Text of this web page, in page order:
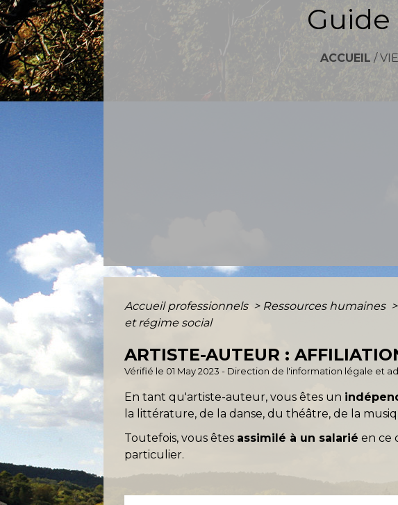
ACCUEIL /
Accueil professionnels > Ressources humaines >
et régime social
ARTISTE-AUTEUR :
Vérifié le 01 May 2023 - Direction de l'information légale et
En tant qu'artiste-auteur, vous êtes un
la littérature, de la danse, du théâtre, de la
Toutefois, vous êtes assimilé à un salarié en ce
particulier.